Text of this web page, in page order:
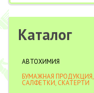
Каталог
АВТОХИМИЯ
БУМАЖНАЯ ПРОДУКЦИЯ,
САЛФЕТКИ, СКАТЕРТИ